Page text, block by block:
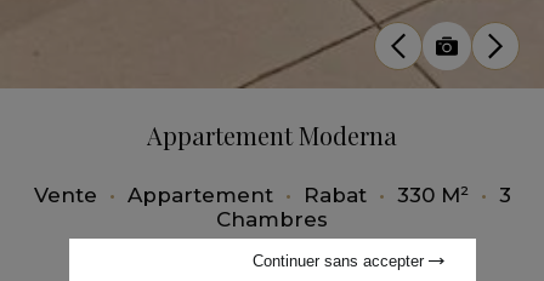
Appartement Moderna
Vente • Appartement • Rabat • 330 M² • 3
Chambres
Continuer sans accepter